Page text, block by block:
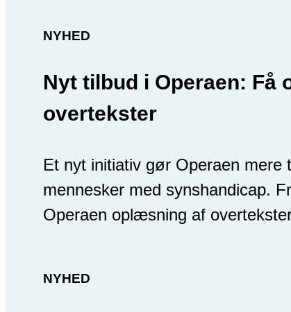
NYHED
Nyt tilbud i Operaen: Få
overtekster
Et nyt initiativ gør Operaen mere
mennesker med synshandicap.
Operaen oplæsning af
NYHED